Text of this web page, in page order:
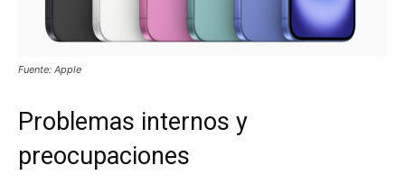
Fuente: Apple
Problemas internos y
preocupaciones